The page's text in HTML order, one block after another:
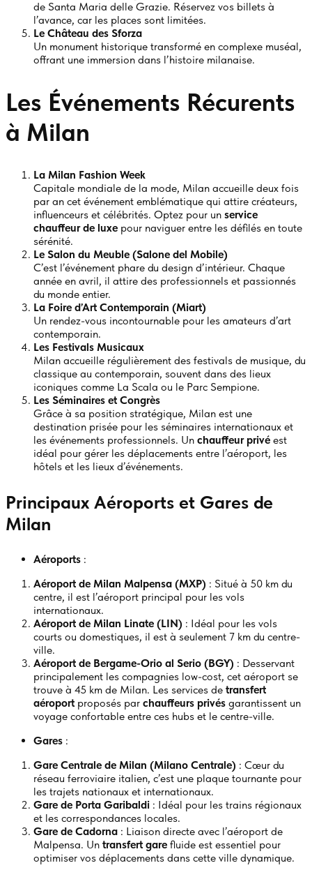
de Santa Maria delle Grazie. Réservez vos billets à
l’avance, car les places sont limitées.
Le Château des Sforza
Un monument historique transformé en complexe muséal,
offrant une immersion dans l’histoire milanaise.
Les Événements Récurents
à Milan
La Milan Fashion Week
Capitale mondiale de la mode, Milan accueille deux fois
par an cet événement emblématique qui attire créateurs,
influenceurs et célébrités. Optez pour un service
chauffeur de luxe pour naviguer entre les défilés en toute
sérénité.
Le Salon du Meuble (Salone del Mobile)
C’est l’événement phare du design d’intérieur. Chaque
année en avril, il attire des professionnels et passionnés
du monde entier.
La Foire d’Art Contemporain (Miart)
Un rendez-vous incontournable pour les amateurs d’art
contemporain.
Les Festivals Musicaux
Milan accueille régulièrement des festivals de musique, du
classique au contemporain, souvent dans des lieux
iconiques comme La Scala ou le Parc Sempione.
Les Séminaires et Congrès
Grâce à sa position stratégique, Milan est une
destination prisée pour les séminaires internationaux et
les événements professionnels. Un chauffeur privé est
idéal pour gérer les déplacements entre l’aéroport, les
hôtels et les lieux d’événements.
Principaux Aéroports et Gares de
Milan
Aéroports :
Aéroport de Milan Malpensa (MXP) : Situé à 50 km du
centre, il est l’aéroport principal pour les vols
internationaux.
Aéroport de Milan Linate (LIN) : Idéal pour les vols
courts ou domestiques, il est à seulement 7 km du centre-
ville.
Aéroport de Bergame-Orio al Serio (BGY) : Desservant
principalement les compagnies low-cost, cet aéroport se
trouve à 45 km de Milan. Les services de transfert
aéroport proposés par chauffeurs privés garantissent un
voyage confortable entre ces hubs et le centre-ville.
Gares :
Gare Centrale de Milan (Milano Centrale) : Cœur du
réseau ferroviaire italien, c’est une plaque tournante pour
les trajets nationaux et internationaux.
Gare de Porta Garibaldi : Idéal pour les trains régionaux
et les correspondances locales.
Gare de Cadorna : Liaison directe avec l’aéroport de
Malpensa. Un transfert gare fluide est essentiel pour
optimiser vos déplacements dans cette ville dynamique.